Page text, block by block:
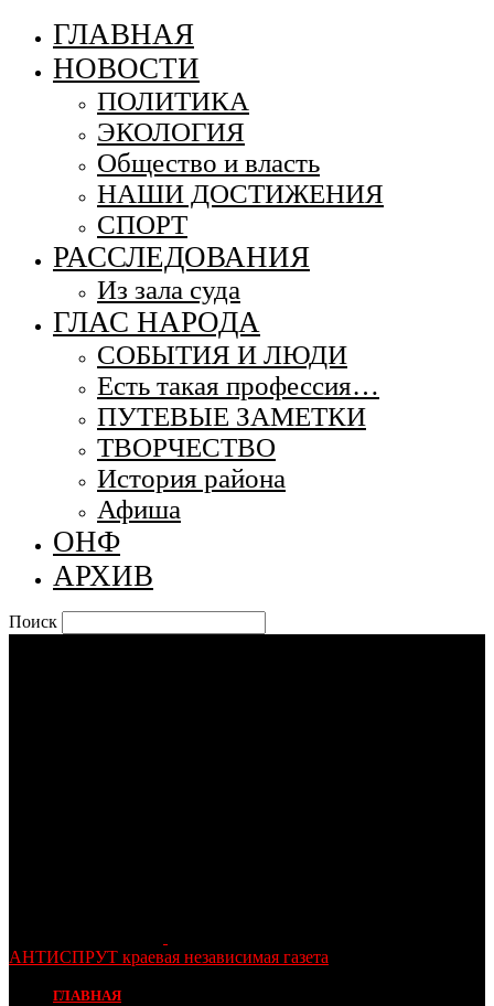
ГЛАВНАЯ
НОВОСТИ
ПОЛИТИКА
ЭКОЛОГИЯ
Общество и власть
НАШИ ДОСТИЖЕНИЯ
СПОРТ
РАССЛЕДОВАНИЯ
Из зала суда
ГЛАС НАРОДА
СОБЫТИЯ И ЛЮДИ
Есть такая профессия…
ПУТЕВЫЕ ЗАМЕТКИ
ТВОРЧЕСТВО
История района
Афиша
ОНФ
АРХИВ
Поиск
АНТИСПРУТ краевая независимая газета
ГЛАВНАЯ